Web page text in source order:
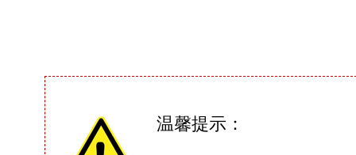
温馨提示：